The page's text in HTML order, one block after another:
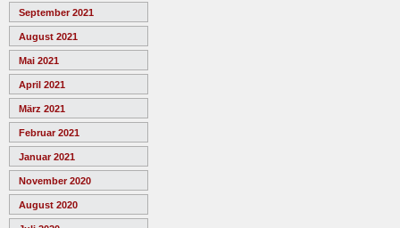
September 2021
August 2021
Mai 2021
April 2021
März 2021
Februar 2021
Januar 2021
November 2020
August 2020